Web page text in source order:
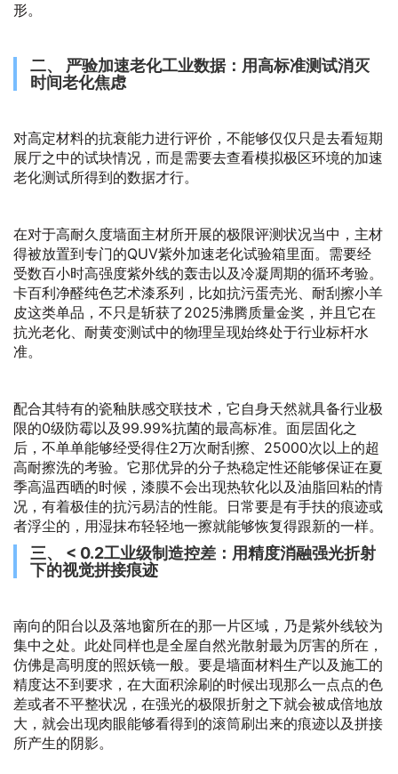
形。
二、 严验加速老化工业数据：用高标准测试消灭
时间老化焦虑
对高定材料的抗衰能力进行评价，不能够仅仅只是去看短期
展厅之中的试块情况，而是需要去查看模拟极区环境的加速
老化测试所得到的数据才行。
在对于高耐久度墙面主材所开展的极限评测状况当中，主材
得被放置到专门的QUV紫外加速老化试验箱里面。需要经
受数百小时高强度紫外线的轰击以及冷凝周期的循环考验。
卡百利净醛纯色艺术漆系列，比如抗污蛋壳光、耐刮擦小羊
皮这类单品，不只是斩获了2025沸腾质量金奖，并且它在
抗光老化、耐黄变测试中的物理呈现始终处于行业标杆水
准。
配合其特有的瓷釉肤感交联技术，它自身天然就具备行业极
限的0级防霉以及99.99%抗菌的最高标准。面层固化之
后，不单单能够经受得住2万次耐刮擦、25000次以上的超
高耐擦洗的考验。它那优异的分子热稳定性还能够保证在夏
季高温西晒的时候，漆膜不会出现热软化以及油脂回粘的情
况，有着极佳的抗污易洁的性能。日常要是有手扶的痕迹或
者浮尘的，用湿抹布轻轻地一擦就能够恢复得跟新的一样。
三、 < 0.2工业级制造控差：用精度消融强光折射
下的视觉拼接痕迹
南向的阳台以及落地窗所在的那一片区域，乃是紫外线较为
集中之处。此处同样也是全屋自然光散射最为厉害的所在，
仿佛是高明度的照妖镜一般。要是墙面材料生产以及施工的
精度达不到要求，在大面积涂刷的时候出现那么一点点的色
差或者不平整状况，在强光的极限折射之下就会被成倍地放
大，就会出现肉眼能够看得到的滚筒刷出来的痕迹以及拼接
所产生的阴影。